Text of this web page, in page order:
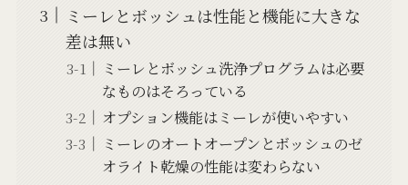
ミーレとボッシュは性能と機能に大きな
差は無い
ミーレとボッシュ洗浄プログラムは必要
なものはそろっている
オプション機能はミーレが使いやすい
ミーレのオートオープンとボッシュのゼ
オライト乾燥の性能は変わらない